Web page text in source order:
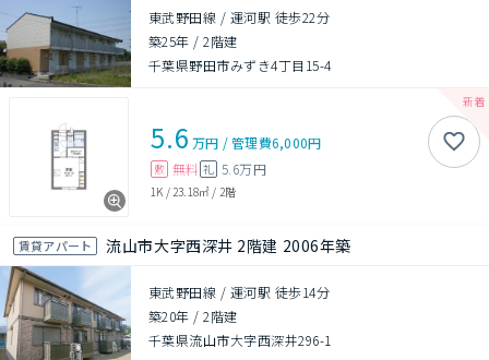
東武野田線 / 運河駅 徒歩22分
築25年 /2階建
千葉県野田市みずき4丁目15-4
5.6 万円 /管理費6,000円
敷 無料 礼 5.6万円
1K / 23.18㎡ / 2階
賃貸アパート 流山市大字西深井 2階建 2006年築
東武野田線 / 運河駅 徒歩14分
築20年 /2階建
千葉県流山市大字西深井296-1